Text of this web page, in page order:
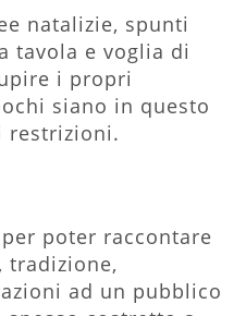
natalizie, spunti
tavola e voglia di
i propri
siano in questo
restrizioni.
poter raccontare
ad un pubblico